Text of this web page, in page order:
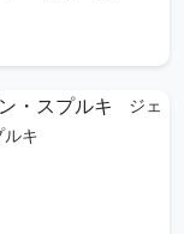
ジェ
ルキ